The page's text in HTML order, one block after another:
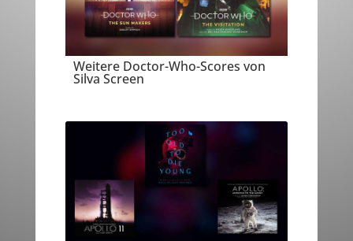
Weitere Doctor-Who-Scores von
Silva Screen